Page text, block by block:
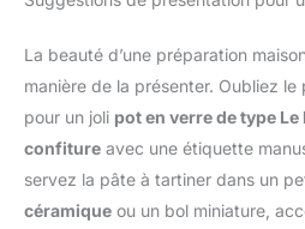
en
de
petites
viande
Bosch
robot
de
【
000 tr/
La beauté d’une préparation
manière de la présenter. Oubliez
pour un joli pot en verre de type
confiture avec une étiquette
servez la pâte à tartiner dans un
céramique ou un bol miniature,